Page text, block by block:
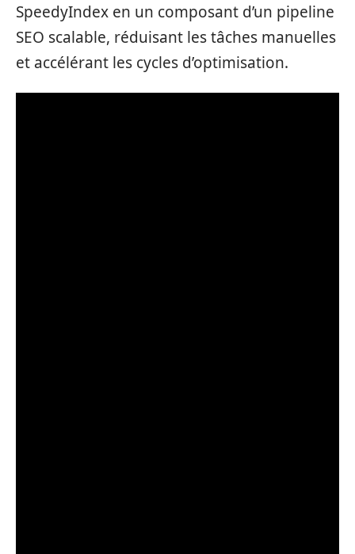
SpeedyIndex en un composant d’un pipeline
SEO scalable, réduisant les tâches manuelles
et accélérant les cycles d’optimisation.